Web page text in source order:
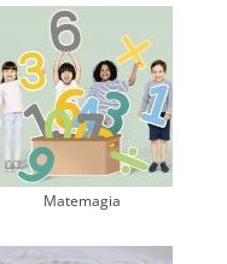
Matemagia